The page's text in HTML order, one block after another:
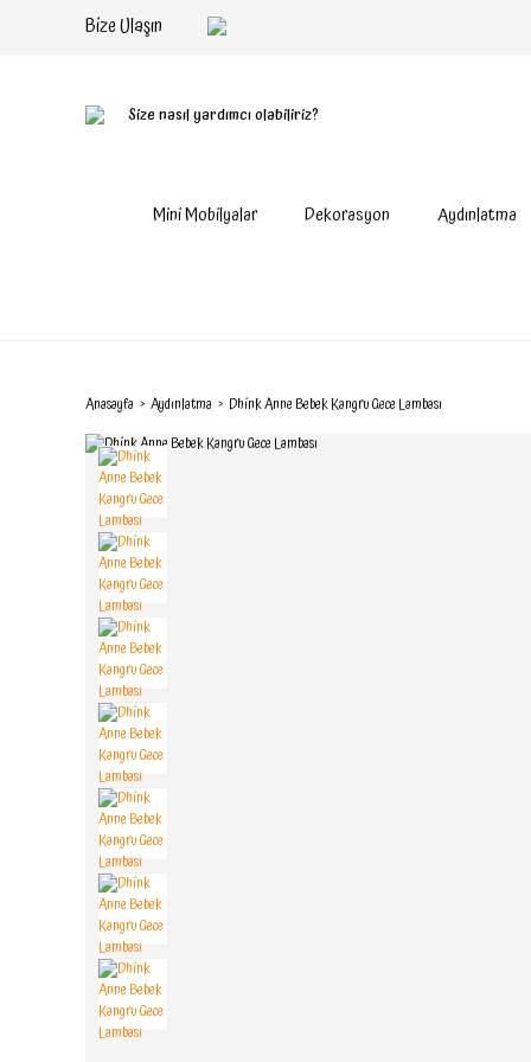
Bize Ulaşın
Size nasıl yardımcı olabiliriz?
Mini Mobilyalar Dekorasyon Aydınlatma
Anasayfa Aydınlatma Dhink Anne Bebek Kangru Gece Lambası